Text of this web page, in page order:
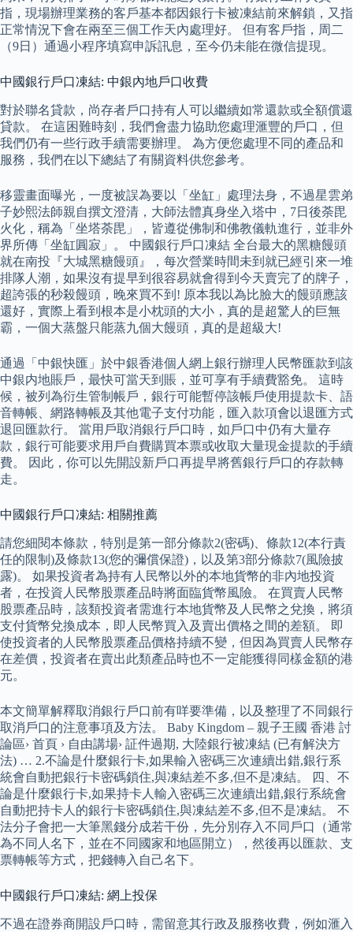
指，現場辦理業務的客戶基本都因銀行卡被凍結前來解鎖，又指
正常情況下會在兩至三個工作天內處理好。 但有客戶指，周二
（9日）通過小程序填寫申訴訊息，至今仍未能在微信提現。
中國銀行戶口凍結: 中銀內地戶口收費
對於聯名貸款，尚存者戶口持有人可以繼續如常還款或全額償還
貸款。 在這困難時刻，我們會盡力協助您處理滙豐的戶口，但
我們仍有一些行政手續需要辦理。 為方便您處理不同的產品和
服務，我們在以下總結了有關資料供您參考。
移靈畫面曝光，一度被誤為要以「坐缸」處理法身，不過星雲弟
子妙熙法師親自撰文澄清，大師法體真身坐入塔中，7日後荼毘
火化，稱為「坐塔荼毘」，皆遵從佛制和佛教儀軌進行，並非外
界所傳「坐缸圓寂」。 中國銀行戶口凍結 全台最大的黑糖饅頭
就在南投『大城黑糖饅頭』，每次營業時間未到就已經引來一堆
排隊人潮，如果沒有提早到很容易就會得到今天賣完了的牌子，
超誇張的秒殺饅頭，晚來買不到! 原本我以為比臉大的饅頭應該
還好，實際上看到根本是小枕頭的大小，真的是超驚人的巨無
霸，一個大蒸盤只能蒸九個大饅頭，真的是超級大!
通過「中銀快匯」於中銀香港個人網上銀行辦理人民幣匯款到該
中銀内地賬戶，最快可當天到賬，並可享有手續費豁免。 這時
候，被列為衍生管制帳戶，銀行可能暫停該帳戶使用提款卡、語
音轉帳、網路轉帳及其他電子支付功能，匯入款項會以退匯方式
退回匯款行。 當用戶取消銀行戶口時，如戶口中仍有大量存
款，銀行可能要求用戶自費購買本票或收取大量現金提款的手續
費。 因此，你可以先開設新戶口再提早將舊銀行戶口的存款轉
走。
中國銀行戶口凍結: 相關推薦
請您細閱本條款，特別是第一部分條款2(密碼)、條款12(本行責
任的限制)及條款13(您的彌償保證)，以及第3部分條款7(風險披
露)。 如果投資者為持有人民幣以外的本地貨幣的非內地投資
者，在投資人民幣股票產品時將面臨貨幣風險。 在買賣人民幣
股票產品時，該類投資者需進行本地貨幣及人民幣之兌換，將須
支付貨幣兌換成本，即人民幣買入及賣出價格之間的差額。 即
使投資者的人民幣股票產品價格持續不變，但因為買賣人民幣存
在差價，投資者在賣出此類產品時也不一定能獲得同樣金額的港
元。
本文簡單解釋取消銀行戶口前有咩要準備，以及整理了不同銀行
取消戶口的注意事項及方法。 Baby Kingdom – 親子王國 香港 討
論區› 首頁 › 自由講場› 証件過期, 大陸銀行被凍結 (已有解決方
法) … 2.不論是什麼銀行卡,如果輸入密碼三次連續出錯,銀行系
統會自動把銀行卡密碼鎖住,與凍結差不多,但不是凍結。 四、不
論是什麼銀行卡,如果持卡人輸入密碼三次連續出錯,銀行系統會
自動把持卡人的銀行卡密碼鎖住,與凍結差不多,但不是凍結。 不
法分子會把一大筆黑錢分成若干份，先分別存入不同戶口（通常
為不同人名下，並在不同國家和地區開立），然後再以匯款、支
票轉帳等方式，把錢轉入自己名下。
中國銀行戶口凍結: 網上投保
不過在證券商開設戶口時，需留意其行政及服務收費，例如滙入